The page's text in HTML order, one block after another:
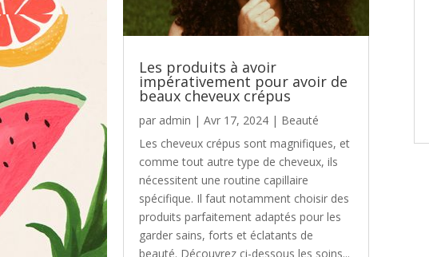
Les produits à avoir
impérativement pour avoir de
beaux cheveux crépus
par admin |Avr 17, 2024 | Beauté
Les cheveux crépus sont magnifiques, et
comme tout autre type de cheveux, ils
nécessitent une routine capillaire
spécifique. Il faut notamment choisir des
produits parfaitement adaptés pour les
garder sains, forts et éclatants de
beauté. Découvrez ci-dessous les soins...